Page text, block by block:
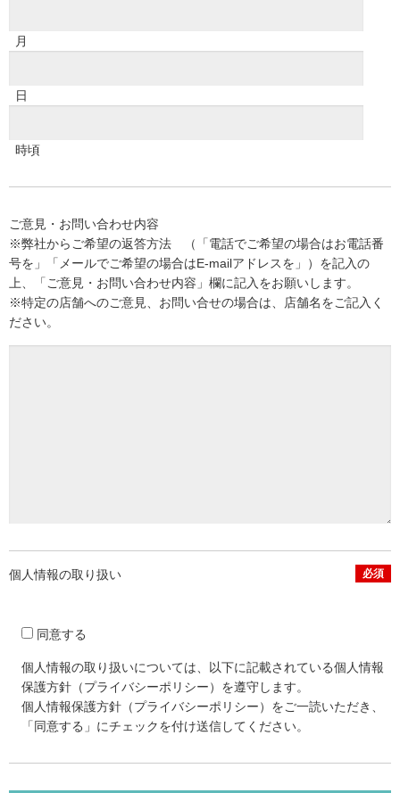
月
日
時頃
ご意見・お問い合わせ内容
※弊社からご希望の返答方法 （「電話でご希望の場合はお電話番
号を」「メールでご希望の場合はE-mailアドレスを」）を記入の
上、「ご意見・お問い合わせ内容」欄に記入をお願いします。
※特定の店舗へのご意見、お問い合せの場合は、店舗名をご記入く
ださい。
個人情報の取り扱い 必須
同意する
個人情報の取り扱いについては、以下に記載されている個人情報
保護方針（プライバシーポリシー）を遵守します。
個人情報保護方針（プライバシーポリシー）をご一読いただき、
「同意する」にチェックを付け送信してください。